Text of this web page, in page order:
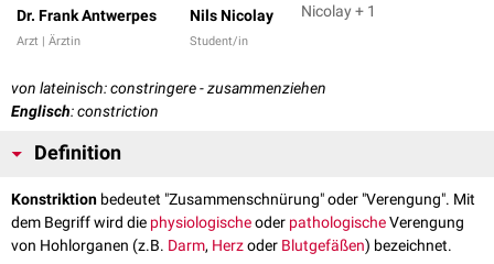
Dr. Frank Antwerpes
Arzt | Ärztin
Nils Nicolay
Student/in
Nicolay + 1
von lateinisch: constringere - zusammenziehen
Englisch: constriction
Definition
Konstriktion bedeutet "Zusammenschnürung" oder "Verengung". Mit
dem Begriff wird die physiologischeoder pathologischeVerengung
von Hohlorganen (z.B. Darm, Herzoder Blutgefäßen) bezeichnet.